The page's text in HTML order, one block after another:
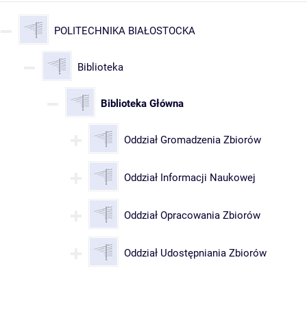
POLITECHNIKA BIAŁOSTOCKA
Biblioteka
Biblioteka Główna
Oddział Gromadzenia Zbiorów
Oddział Informacji Naukowej
Oddział Opracowania Zbiorów
Oddział Udostępniania Zbiorów